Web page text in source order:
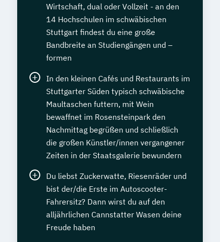
Wirtschaft, dual oder Vollzeit - an den
14 Hochschulen im schwäbischen
Stuttgart findest du eine große
Bandbreite an Studiengängen und –
formen
In den kleinen Cafés und Restaurants im
Stuttgarter Süden typisch schwäbische
Maultaschen futtern, mit Wein
bewaffnet im Rosensteinpark den
Nachmittag begrüßen und schließlich
die großen Künstler/innen vergangener
Zeiten in der Staatsgalerie bewundern
Du liebst Zuckerwatte, Riesenräder und
bist der/die Erste im Autoscooter-
Fahrersitz? Dann wirst du auf den
alljährlichen Cannstatter Wasen deine
Freude haben